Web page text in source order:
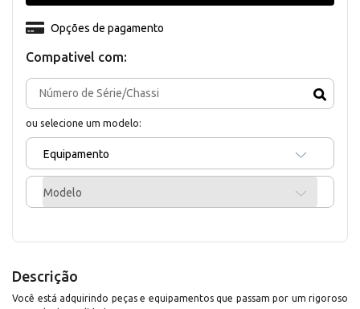
Compativel com:
ou selecione um modelo:
Equipamento
Modelo
Opções de pagamento
Descrição
Você está adquirindo peças e equipamentos que passam por um rigoroso